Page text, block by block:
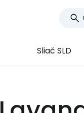
Sliač SLD